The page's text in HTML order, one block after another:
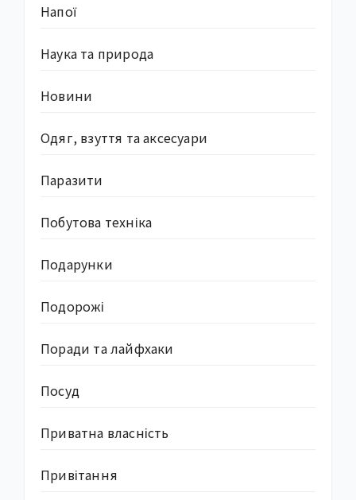
Напої
Наука та природа
Новини
Одяг, взуття та аксесуари
Паразити
Побутова техніка
Подарунки
Подорожі
Поради та лайфхаки
Посуд
Приватна власність
Привітання